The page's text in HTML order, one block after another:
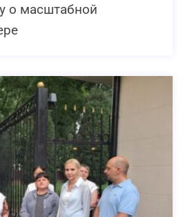
о масштабной